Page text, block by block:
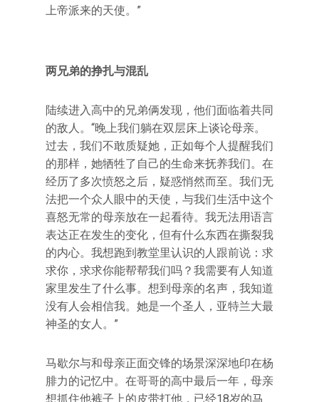
上帝派来的天使。”
两兄弟的挣扎与混乱
陆续进入高中的兄弟俩发现，他们面临着共同
的敌人。“晚上我们躺在双层床上谈论母亲。
过去，我们不敢质疑她，正如每个人提醒我们
的那样，她牺牲了自己的生命来抚养我们。在
经历了多次愤怒之后，疑惑悄然而至。我们无
法把一个众人眼中的天使，与我们生活中这个
喜怒无常的母亲放在一起看待。我无法用语言
表达正在发生的变化，但有什么东西在撕裂我
的内心。我想跑到教堂里认识的人跟前说：求
求你，求求你能帮帮我们吗？我需要有人知道
家里发生了什么事。想到母亲的名声，我知道
没有人会相信我。她是一个圣人，亚特兰大最
神圣的女人。”
马歇尔与和母亲正面交锋的场景深深地印在杨
腓力的记忆中。在哥哥的高中最后一年，母亲
想抓住他裤子上的皮带打他，已经18岁的马